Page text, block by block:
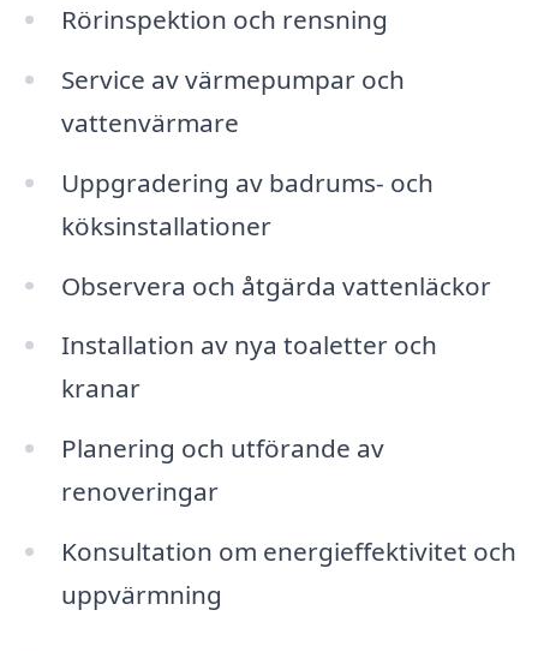
Rörinspektion och rensning
Service av värmepumpar och
vattenvärmare
Uppgradering av badrums- och
köksinstallationer
Observera och åtgärda vattenläckor
Installation av nya toaletter och
kranar
Planering och utförande av
renoveringar
Konsultation om energieffektivitet och
uppvärmning